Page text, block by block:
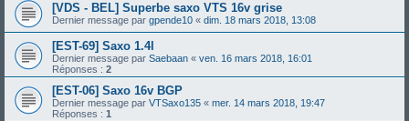
[VDS - BEL] Superbe saxo VTS 16v grise
Dernier message par gpende10 « dim. 18 mars 2018, 13:08
[EST-69] Saxo 1.4l
Dernier message par Saebaan « ven. 16 mars 2018, 16:01
Réponses : 2
[EST-06] Saxo 16v BGP
Dernier message par VTSaxo135 « mer. 14 mars 2018, 19:47
Réponses : 1